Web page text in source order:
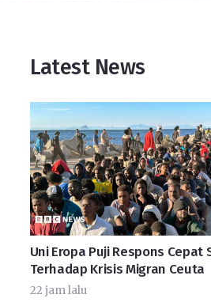
Latest News
Uni Eropa Puji Respons Cepat
Terhadap Krisis Migran Ceuta
22 jam lalu